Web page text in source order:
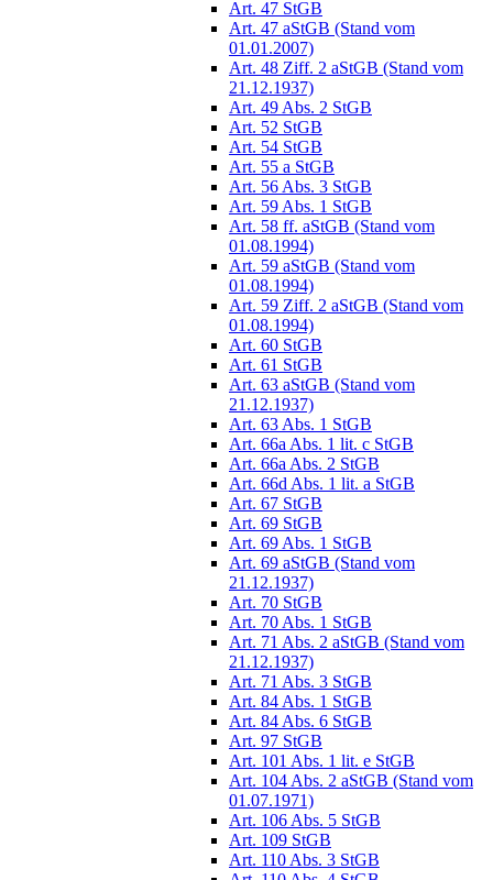
Art. 47 StGB
Art. 47 aStGB (Stand vom
01.01.2007)
Art. 48 Ziff. 2 aStGB (Stand vom
21.12.1937)
Art. 49 Abs. 2 StGB
Art. 52 StGB
Art. 54 StGB
Art. 55 a StGB
Art. 56 Abs. 3 StGB
Art. 59 Abs. 1 StGB
Art. 58 ff. aStGB (Stand vom
01.08.1994)
Art. 59 aStGB (Stand vom
01.08.1994)
Art. 59 Ziff. 2 aStGB (Stand vom
01.08.1994)
Art. 60 StGB
Art. 61 StGB
Art. 63 aStGB (Stand vom
21.12.1937)
Art. 63 Abs. 1 StGB
Art. 66a Abs. 1 lit. c StGB
Art. 66a Abs. 2 StGB
Art. 66d Abs. 1 lit. a StGB
Art. 67 StGB
Art. 69 StGB
Art. 69 Abs. 1 StGB
Art. 69 aStGB (Stand vom
21.12.1937)
Art. 70 StGB
Art. 70 Abs. 1 StGB
Art. 71 Abs. 2 aStGB (Stand vom
21.12.1937)
Art. 71 Abs. 3 StGB
Art. 84 Abs. 1 StGB
Art. 84 Abs. 6 StGB
Art. 97 StGB
Art. 101 Abs. 1 lit. e StGB
Art. 104 Abs. 2 aStGB (Stand vom
01.07.1971)
Art. 106 Abs. 5 StGB
Art. 109 StGB
Art. 110 Abs. 3 StGB